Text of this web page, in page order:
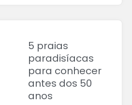
5 praias
paradisíacas
para conhecer
antes dos 50
anos